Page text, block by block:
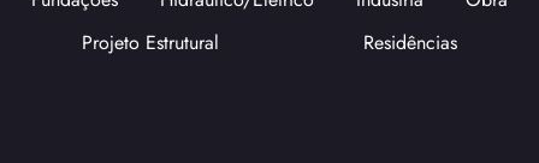
Projeto Estrutural
Residências